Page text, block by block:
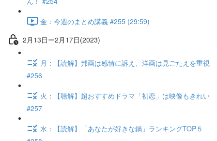
金：今週のまとめ講義 #255 (29:59)
2月13日ー2月17日(2023)
月：【読解】邦画は感情に訴え、洋画は見ごたえを重視
#256
火：【聴解】超おすすめドラマ「初恋」は映像もきれい
#257
水：【読解】「あなたが好きな鍋」ランキングTOP５